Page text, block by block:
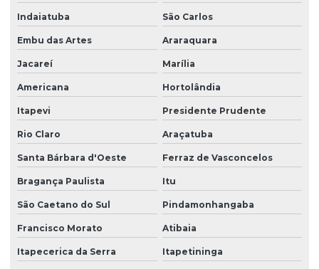
Indaiatuba São Carlos
Embu das Artes Araraquara
Jacareí Marília
Americana Hortolândia
Itapevi Presidente Prudente
Rio Claro Araçatuba
Santa Bárbara d'Oeste Ferraz de Vasconcelos
Bragança Paulista Itu
São Caetano do Sul Pindamonhangaba
Francisco Morato Atibaia
Itapecerica da Serra Itapetininga